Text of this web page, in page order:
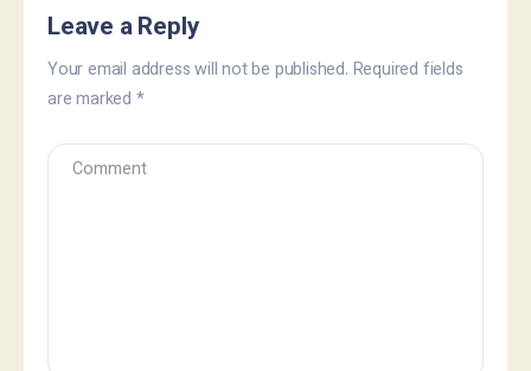
Leave a Reply
Your email address will not be published. Required fields
are marked *